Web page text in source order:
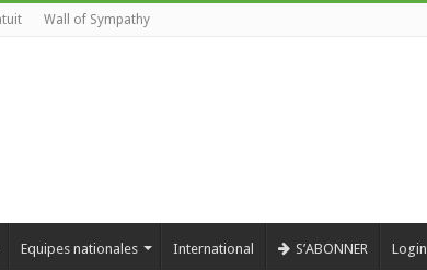
Wall of Sympathy
Equipes nationales International S’ABONNER Login